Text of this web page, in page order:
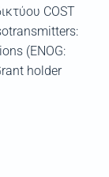
COST
(ENOG:
holder